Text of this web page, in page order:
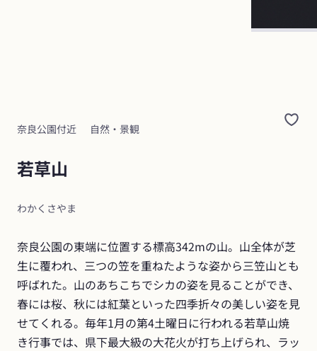
奈良公園付近 自然・景観
若草山
わかくさやま
奈良公園の東端に位置する標高342mの山。山全体が芝
生に覆われ、三つの笠を重ねたような姿から三笠山とも
呼ばれた。山のあちこちでシカの姿を見ることができ、
春には桜、秋には紅葉といった四季折々の美しい姿を見
せてくれる。毎年1月の第4土曜日に行われる若草山焼
き行事では、県下最大級の大花火が打ち上げられ、ラッ